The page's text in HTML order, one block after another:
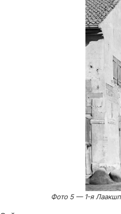
Фото 5 — 1-я